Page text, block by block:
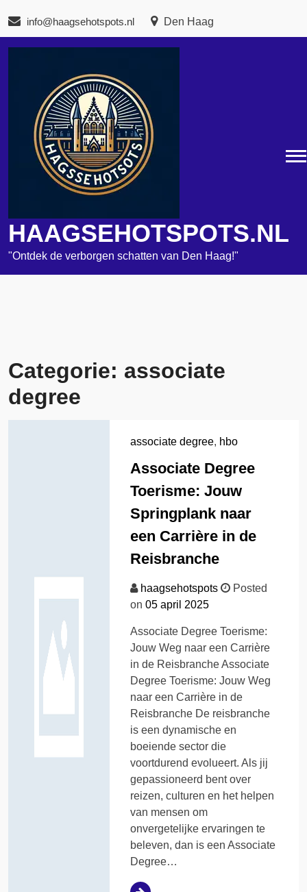
de
inhoud
info@haagsehotspots.nl Den Haag
HAAGSEHOTSPOTS.NL
"Ontdek de verborgen schatten van Den Haag!"
Categorie: associate
degree
associate degree, hbo
Associate Degree
Toerisme: Jouw
Springplank naar
een Carrière in de
Reisbranche
haagsehotspots
Posted
on05 april 2025
Associate Degree Toerisme:
Jouw Weg naar een Carrière
in de Reisbranche Associate
Degree Toerisme: Jouw Weg
naar een Carrière in de
Reisbranche De reisbranche
is een dynamische en
boeiende sector die
voortdurend evolueert. Als jij
gepassioneerd bent over
reizen, culturen en het helpen
van mensen om
onvergetelijke ervaringen te
beleven, dan is een Associate
Degree…